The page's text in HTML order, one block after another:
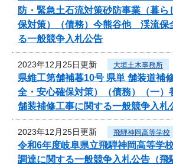
防・緊急土石流対策砂防事業（暮ら
保対策）（債務）今熊谷他 渓流保
る一般競争入札公告
2023年12月25日更新 大垣土木事務所
県維工第舗補暮10号 県単 舗装道補
全・安心確保対策）（債務）（一
舗装補修工事に関する一般競争入札
2023年12月25日更新 飛騨神岡高等学校
令和6年度岐阜県立飛騨神岡高等学
調達に関する一般競争入札公告（飛